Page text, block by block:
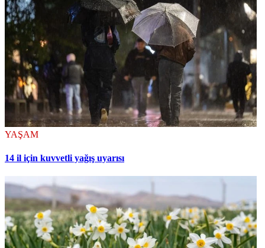
YAŞAM
14 il için kuvvetli yağış uyarısı